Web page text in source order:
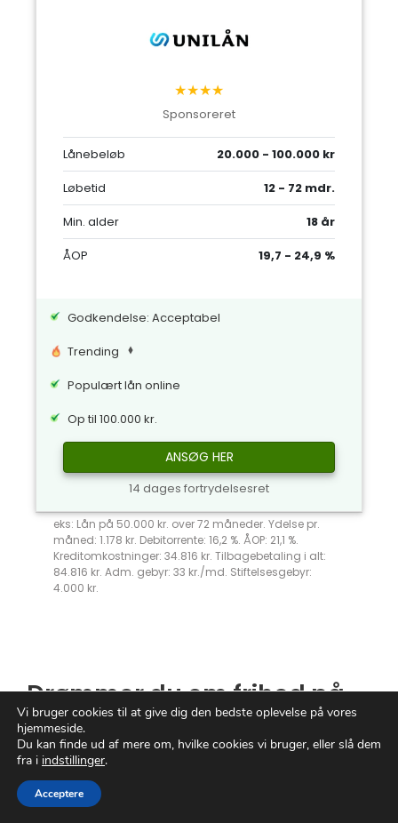
★★★★
Sponsoreret
Lånebeløb
20.000 - 100.000 kr
Løbetid
12 - 72 mdr.
Min. alder
18 år
ÅOP
19,7 - 24,9 %
Godkendelse: Acceptabel
Trending
Populært lån online
Op til 100.000 kr.
ANSØG HER
14 dages fortrydelsesret
eks: Lån på 50.000 kr. over 72 måneder. Ydelse pr.
måned: 1.178 kr. Debitorrente: 16,2 %. ÅOP: 21,1 %.
Kreditomkostninger: 34.816 kr. Tilbagebetaling i alt:
84.816 kr. Adm. gebyr: 33 kr./md. Stiftelsesgebyr:
4.000 kr.
Drømmer du om frihed på
de åbne have?Lån til båd
kan gøre drømmen til
virkelighed!
Vi bruger cookies til at give dig den bedste oplevelse på vores
hjemmeside.
Du kan finde ud af mere om, hvilke cookies vi bruger, eller slå dem
fra i indstillinger.
Acceptere